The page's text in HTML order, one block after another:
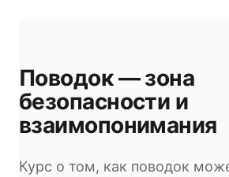
Поводок — зона
безопасности и
взаимопонимания
Курс о том, как поводок